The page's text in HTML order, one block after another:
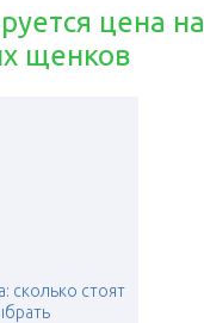
цена на
щенков
сколько стоят